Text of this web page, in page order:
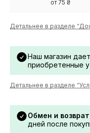
от 75 ₴
Детальнее в разделе
Наш магазин дает
приобретенные
Детальнее в разделе
Обмен и
дней после